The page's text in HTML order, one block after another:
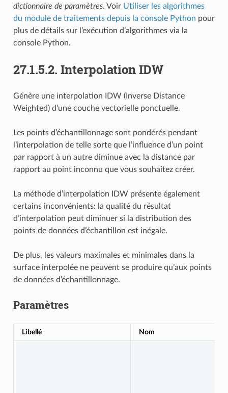
dictionnaire de paramètres. Voir Utiliser les algorithmes
du module de traitements depuis la console Python pour
plus de détails sur l’exécution d’algorithmes via la
console Python.
27.1.5.2. Interpolation IDW
Génère une interpolation IDW (Inverse Distance
Weighted) d’une couche vectorielle ponctuelle.
Les points d’échantillonnage sont pondérés pendant
l’interpolation de telle sorte que l’influence d’un point
par rapport à un autre diminue avec la distance par
rapport au point inconnu que vous souhaitez créer.
La méthode d’interpolation IDW présente également
certains inconvénients: la qualité du résultat
d’interpolation peut diminuer si la distribution des
points de données d’échantillon est inégale.
De plus, les valeurs maximales et minimales dans la
surface interpolée ne peuvent se produire qu’aux points
de données d’échantillonnage.
Paramètres
Libellé Nom